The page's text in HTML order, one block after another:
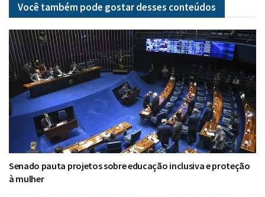
Você também pode gostar desses conteúdos
Senado pauta projetos sobre educação inclusiva e proteção
à mulher